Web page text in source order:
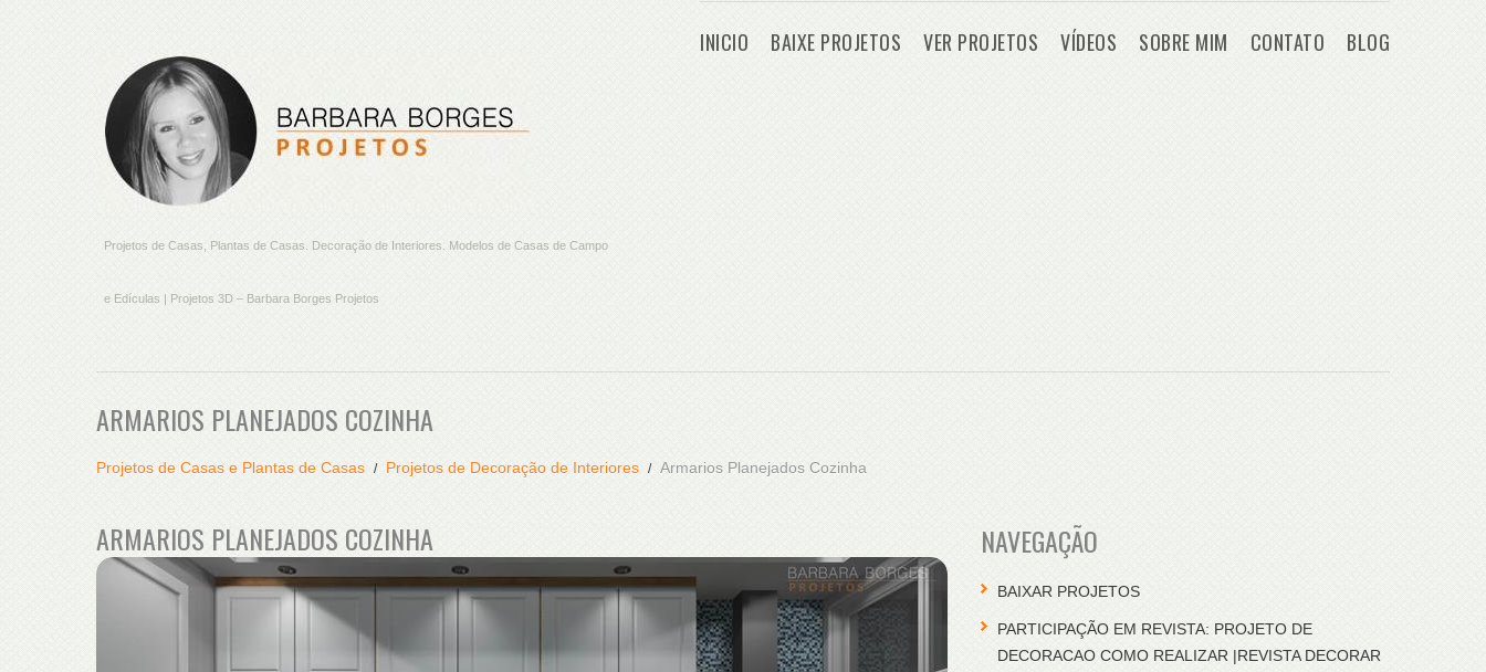
Projetos de Casas, Plantas de Casas. Decoração de Interiores. Modelos de Casas de Campo
e Edículas | Projetos 3D – Barbara Borges Projetos
INICIO BAIXE PROJETOS VER PROJETOS VÍDEOS SOBRE MIM CONTATO BLOG
ARMARIOS PLANEJADOS COZINHA
Projetos de Casas e Plantas de Casas Projetos de Decoração de Interiores Armarios Planejados Cozinha
ARMARIOS PLANEJADOS COZINHA NAVEGAÇÃO
BAIXAR PROJETOS
PARTICIPAÇÃO EM REVISTA: PROJETO DE
DECORACAO COMO REALIZAR |REVISTA DECORAR